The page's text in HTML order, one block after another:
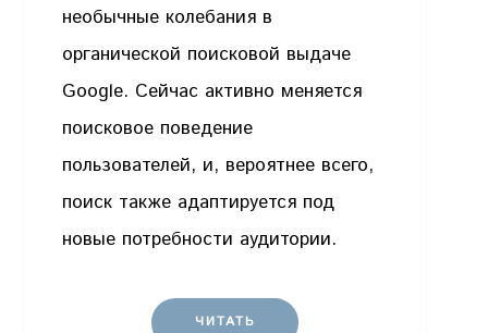
необычные колебания в
органической поисковой выдаче
Google. Сейчас активно меняется
поисковое поведение
пользователей, и, вероятнее всего,
поиск также адаптируется под
новые потребности аудитории.
ЧИТАТЬ